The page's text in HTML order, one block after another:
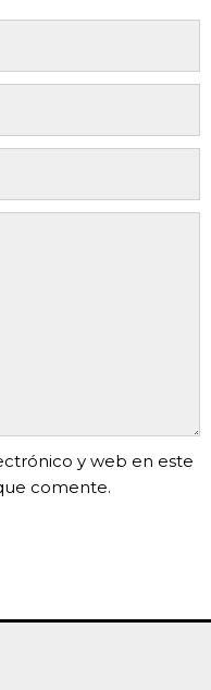
y web en este
comente.